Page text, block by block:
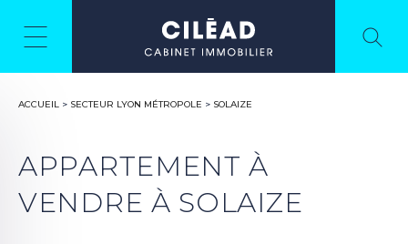
ACCUEIL > SECTEUR LYON MÉTROPOLE > SOLAIZE
APPARTEMENT À
VENDRE À SOLAIZE